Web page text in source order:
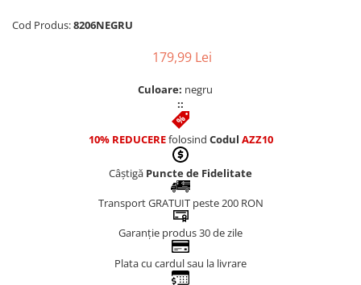
Genți Bleumarin
Cod Produs:8206NEGRU
179,99 Lei
Culoare: negru
::
10% REDUCEREfolosind Codul AZZ10
Câștigă Puncte de Fidelitate
Transport GRATUIT peste 200 RON
Garanție produs 30 de zile
Plata cu cardul sau la livrare